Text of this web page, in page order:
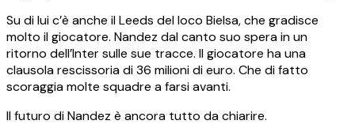
Su di lui c’è anche il Leeds del loco Bielsa, che gradisce
molto il giocatore. Nandez dal canto suo spera in un
ritorno dell’Inter sulle sue tracce. Il giocatore ha una
clausola rescissoria di 36 milioni di euro. Che di fatto
scoraggia molte squadre a farsi avanti.
Il futuro di Nandez è ancora tutto da chiarire.